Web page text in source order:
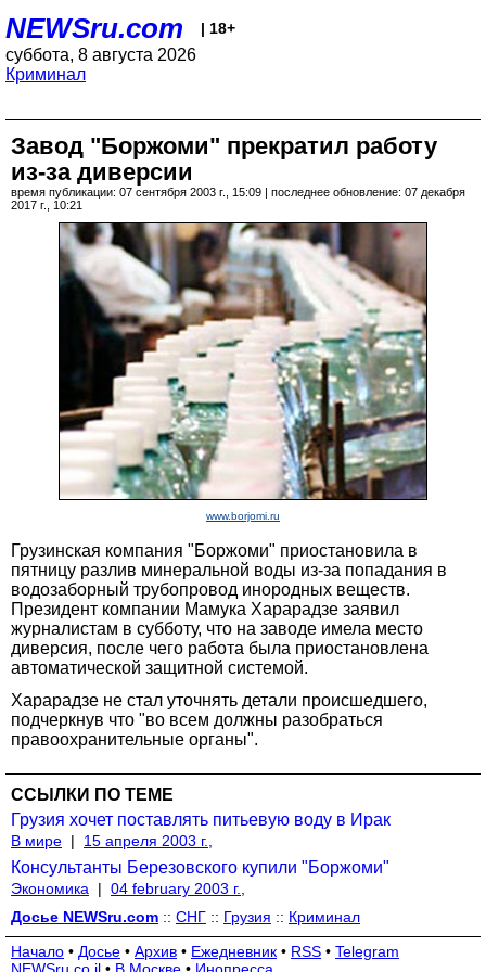
NEWSru.com | 18+
суббота, 8 августа 2026
Криминал
Завод "Боржоми" прекратил работу
из-за диверсии
время публикации: 07 сентября 2003 г., 15:09 | последнее обновление: 07 декабря
2017 г., 10:21
www.borjomi.ru
Грузинская компания "Боржоми" приостановила в
пятницу разлив минеральной воды из-за попадания в
водозаборный трубопровод инородных веществ.
Президент компании Мамука Харарадзе заявил
журналистам в субботу, что на заводе имела место
диверсия, после чего работа была приостановлена
автоматической защитной системой.
Харарадзе не стал уточнять детали происшедшего,
подчеркнув что "во всем должны разобраться
правоохранительные органы".
ССЫЛКИ ПО ТЕМЕ
Грузия хочет поставлять питьевую воду в Ирак
В мире | 15 апреля 2003 г.,
Консультанты Березовского купили "Боржоми"
Экономика | 04 february 2003 г.,
Досье NEWSru.com :: СНГ :: Грузия :: Криминал
Начало • Досье • Архив • Ежедневник • RSS • Telegram
NEWSru.co.il • В Москве • Инопресса